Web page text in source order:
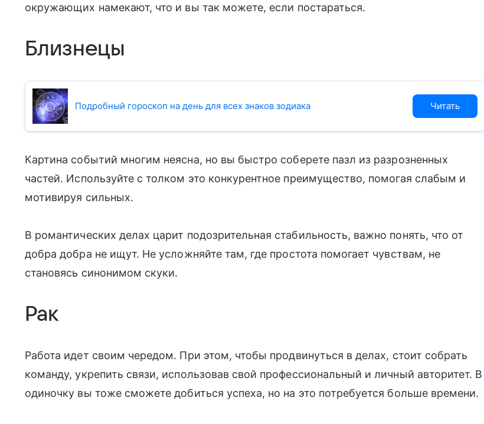
окружающих намекают, что и вы так можете, если постараться.
Близнецы
Подробный гороскоп на день для всех знаков зодиака Читать
Картина событий многим неясна, но вы быстро соберете пазл из разрозненных
частей. Используйте с толком это конкурентное преимущество, помогая слабым и
мотивируя сильных.
В романтических делах царит подозрительная стабильность, важно понять, что от
добра добра не ищут. Не усложняйте там, где простота помогает чувствам, не
становясь синонимом скуки.
Рак
Работа идет своим чередом. При этом, чтобы продвинуться в делах, стоит собрать
команду, укрепить связи, использовав свой профессиональный и личный авторитет. В
одиночку вы тоже сможете добиться успеха, но на это потребуется больше времени.